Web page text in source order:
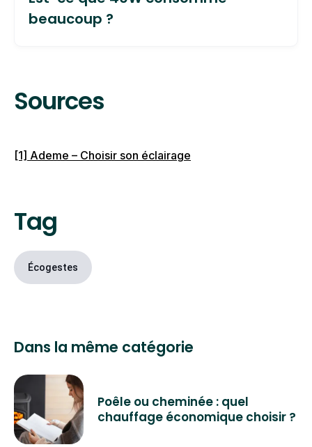
le suivant : Nombre d’heures d’utilisation x
Nombre de jours x Puissance (en watts) / 1000.
beaucoup ?
365 jours x 40 W / 1000 = 87,6 kWh). Cela
Sources
[1] Ademe – Choisir son éclairage
Tag
Écogestes
Dans la même catégorie
Poêle ou cheminée : quel
chauffage économique choisir ?